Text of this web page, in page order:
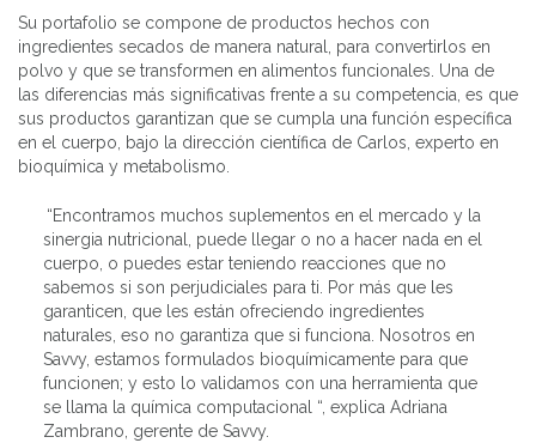
Su portafolio se compone de productos hechos con
ingredientes secados de manera natural, para convertirlos en
polvo y que se transformen en alimentos funcionales. Una de
las diferencias más significativas frente a su competencia, es que
sus productos garantizan que se cumpla una función específica
en el cuerpo, bajo la dirección científica de Carlos, experto en
bioquímica y metabolismo.
“Encontramos muchos suplementos en el mercado y la
sinergia nutricional, puede llegar o no a hacer nada en el
cuerpo, o puedes estar teniendo reacciones que no
sabemos si son perjudiciales para ti. Por más que les
garanticen, que les están ofreciendo ingredientes
naturales, eso no garantiza que si funciona. Nosotros en
Savvy, estamos formulados bioquímicamente para que
funcionen; y esto lo validamos con una herramienta que
se llama la química computacional “, explica Adriana
Zambrano, gerente de Savvy.